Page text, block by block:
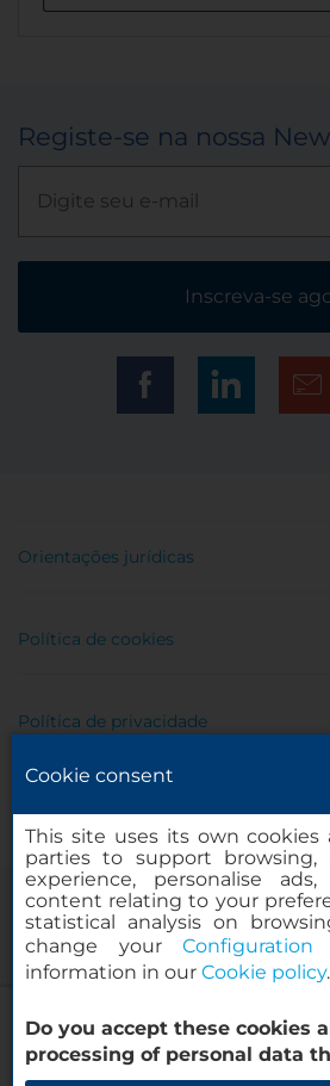
NH Maastricht
Registe-se na nossa
Inscreva-se
Orientações jurídicas
Política de cookies
Política de privacidade
© 2000-2026 MINOR HOTELS EUROPE &
120. 28003 Madrid,
Cookie consent
This site uses its own
parties to support
experience, personalise
content relating to your
statistical analysis on
change yourConfiguration
information in our Cookie policy.
Do you accept these cookies
processing of personal data